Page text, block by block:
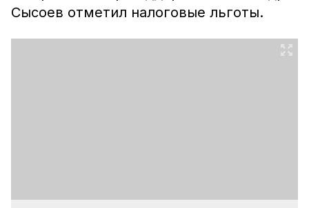
Сысоев отметил налоговые льготы.